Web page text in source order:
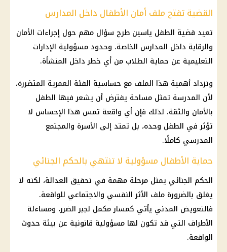
القضية تفتح ملف أمان الأطفال داخل المدارس
تعيد قضية الطفل ياسين طرح سؤال مهم حول إجراءات الأمان
والرقابة داخل المدارس الخاصة، وحدود مسؤولية الإدارات
التعليمية عن حماية الطلاب من أي خطر داخل المنشأة.
وتزداد أهمية هذا الملف مع حساسية الفئة العمرية المتضررة،
لأن المدرسة تمثل مساحة يفترض أن يشعر فيها الطفل
بالأمان والثقة. لذلك فإن أي واقعة تمس هذا الإحساس لا
تؤثر في الطفل وحده، بل تمتد إلى الأسرة والمجتمع
المدرسي كاملًا.
حماية الأطفال مسؤولية لا تنتهي بالحكم الجنائي
الحكم الجنائي يمثل مرحلة مهمة في تحقيق العدالة، لكنه لا
يغلق بالضرورة ملف الأثر النفسي والاجتماعي للواقعة.
فالتعويض المدني يأتي كمسار مكمل لجبر الضرر، ومساءلة
الأطراف التي قد تكون لها مسؤولية قانونية عن بيئة حدوث
الواقعة.